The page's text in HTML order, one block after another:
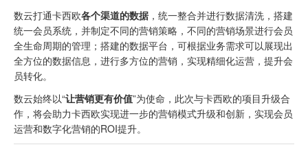
数云打通卡西欧各个渠道的数据 ，统一整合并进行数据清洗，搭建
统一会员系统，并制定不同的营销策略，不同的营销场景进行会员
全生命周期的管理；搭建的数据平台，可根据业务需求可以展现出
全方位的数据信息，进行多方位的营销，实现精细化运营，提升会
员转化。
数云始终以“让营销更有价值”为使命，此次与卡西欧的项目升级合
作，将会助力卡西欧实现进一步的营销模式升级和创新，实现会员
运营和数字化营销的ROI提升。